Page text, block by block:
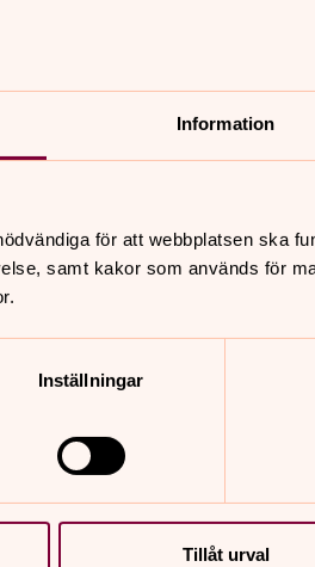
Information
för att webbplatsen ska
samt kakor som används för
Inställningar
Tillåt urval